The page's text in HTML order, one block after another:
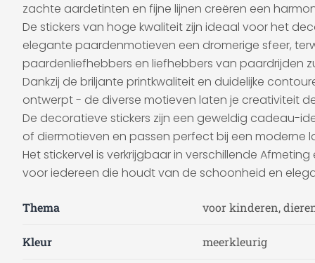
zachte aardetinten en fijne lijnen creëren een
De stickers van hoge kwaliteit zijn ideaal voor het
elegante paardenmotieven een dromerige sfeer,
paardenliefhebbers en liefhebbers van paardrijden
Dankzij de briljante printkwaliteit en duidelijke
ontwerpt - de diverse motieven laten je creativiteit
De decoratieve stickers zijn een geweldig cadeau-
of diermotieven en passen perfect bij een moderne
Het stickervel is verkrijgbaar in verschillende
voor iedereen die houdt van de schoonheid en
Thema voor kinderen,
Kleur meerkleurig